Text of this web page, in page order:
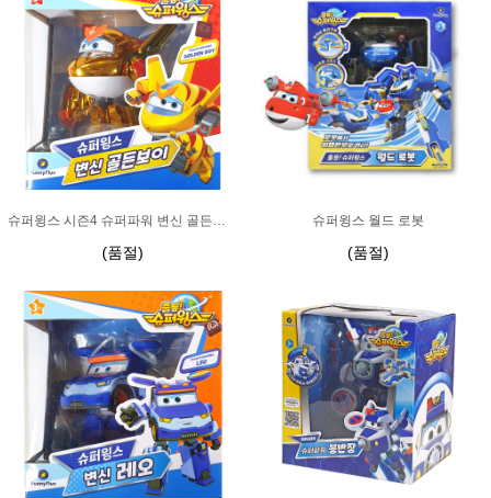
슈퍼윙스 시즌4 슈퍼파워 변신 골든보이
(품절)
슈퍼윙스 월드 로봇
(품절)